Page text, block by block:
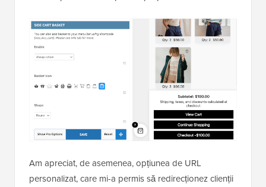
Am apreciat, de asemenea, opțiunea de URL
personalizat, care mi-a permis să redirecționez clienții